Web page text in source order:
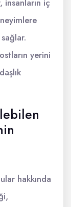
iç
yerini
hakkında